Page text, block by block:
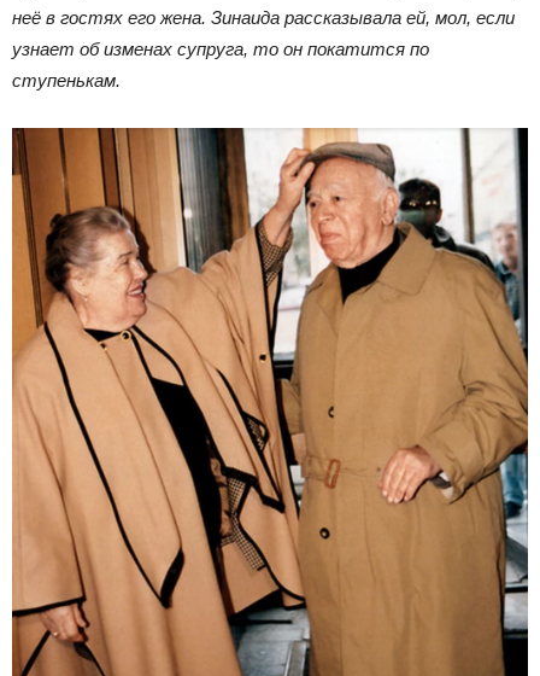
неё в гостях его жена. Зинаида рассказывала ей, мол, если
узнает об изменах супруга, то он покатится по
ступенькам.